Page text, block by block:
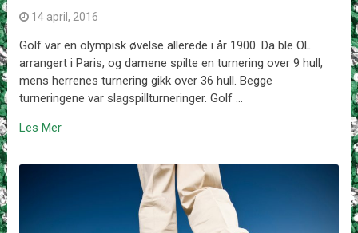
14 april, 2016
Golf var en olympisk øvelse allerede i år 1900. Da ble OL
arrangert i Paris, og damene spilte en turnering over 9 hull,
mens herrenes turnering gikk over 36 hull. Begge
turneringene var slagspillturneringer. Golf …
Les Mer